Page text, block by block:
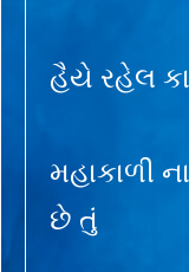
હૈયે રહેલ
મહાકાળી
છે તું